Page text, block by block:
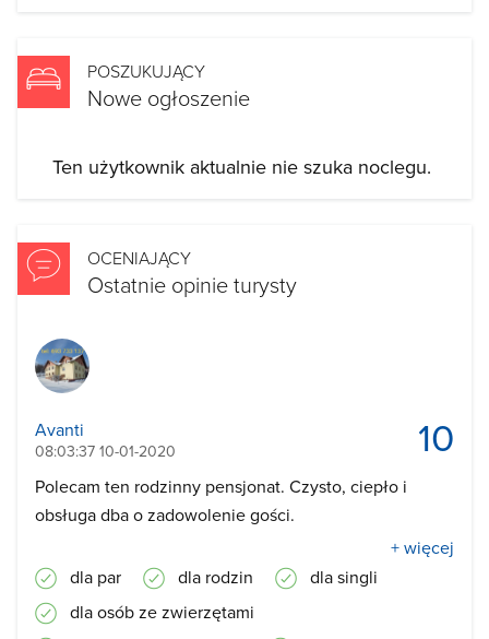
POSZUKUJĄCY
Nowe ogłoszenie
Ten użytkownik aktualnie nie szuka noclegu.
OCENIAJĄCY
Ostatnie opinie turysty
10
Avanti
08:03:37 10-01-2020
Polecam ten rodzinny pensjonat. Czysto, ciepło i
obsługa dba o zadowolenie gości.
+ więcej
dla par
dla rodzin
dla singli
dla osób ze zwierzętami